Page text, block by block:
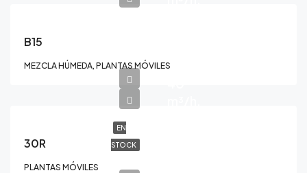
B15
MEZCLA HÚMEDA, PLANTAS MÓVILES
EN
STOCK
30R
PLANTAS MÓVILES